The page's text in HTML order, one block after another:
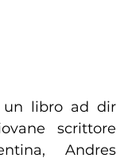
un libro ad dir
scrittore
Andres